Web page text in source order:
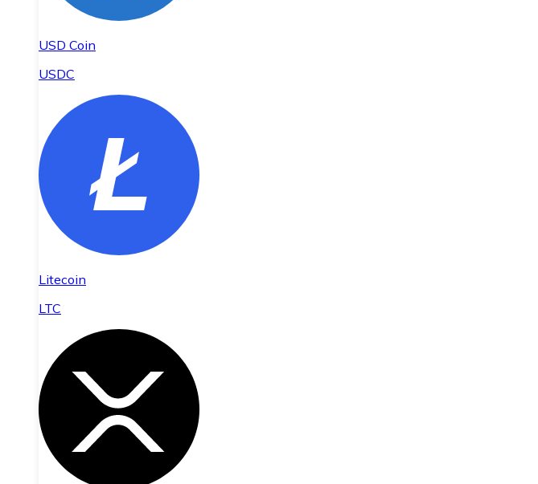
USD Coin
USDC
Litecoin
LTC